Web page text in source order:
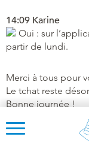
14:09 Karine
Oui : sur
partir de lundi.
Merci à tous pour
Le tchat reste
Bonne journée !